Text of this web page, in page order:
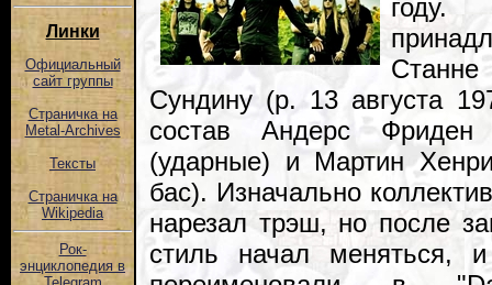
Линки
Официальный
сайт группы
Страничка на
Metal-Archives
Тексты
Страничка на
Wikipedia
Рок-
энциклопедия в
году.
Сундину (р. 13 августа
состав Андерс
(ударные) и Мартин
бас). Изначально
нарезал трэш, но после
стиль начал меняться,